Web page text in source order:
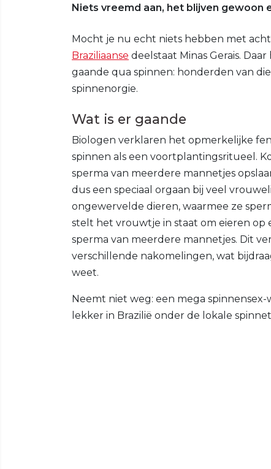
Niets vreemd aan, het blijven gewoon
Mocht je nu echt niets hebben met
Braziliaanse deelstaat Minas Gerais.
gaande qua spinnen: honderden van
spinnenorgie.
Wat is er gaande
Biologen verklaren het opmerkelijke
spinnen als een voortplantingsritueel.
sperma van meerdere mannetjes
dus een speciaal orgaan bij veel
ongewervelde dieren, waarmee ze
stelt het vrouwtje in staat om eieren
sperma van meerdere mannetjes. Dit
verschillende nakomelingen, wat
weet.
Neemt niet weg: een mega
lekker in Brazilië onder de lokale